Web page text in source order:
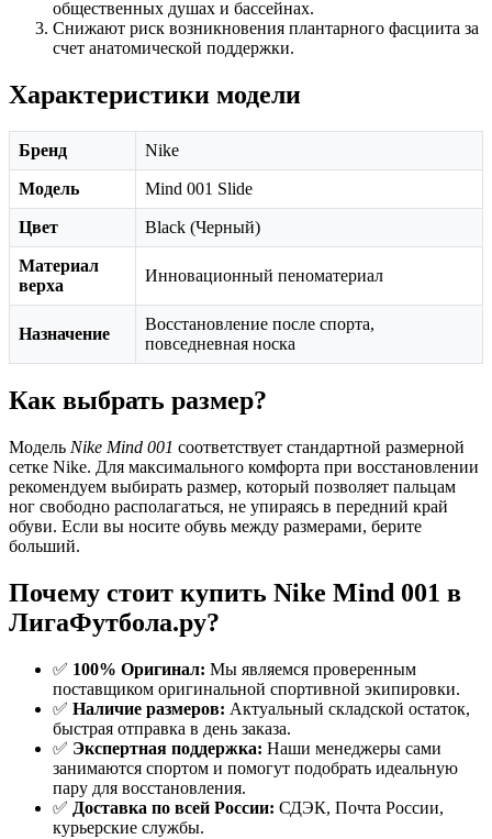
общественных душах и бассейнах.
Снижают риск возникновения плантарного фасциита за
счет анатомической поддержки.
Характеристики модели
Бренд Nike
Модель Mind 001 Slide
Цвет Black (Черный)
Материал
верха
Инновационный пеноматериал
Назначение
Восстановление после спорта,
повседневная носка
Как выбрать размер?
Модель Nike Mind 001 соответствует стандартной размерной
сетке Nike. Для максимального комфорта при восстановлении
рекомендуем выбирать размер, который позволяет пальцам
ног свободно располагаться, не упираясь в передний край
обуви. Если вы носите обувь между размерами, берите
больший.
Почему стоит купить Nike Mind 001 в
ЛигаФутбола.ру?
✅ 100% Оригинал: Мы являемся проверенным
поставщиком оригинальной спортивной экипировки.
✅ Наличие размеров: Актуальный складской остаток,
быстрая отправка в день заказа.
✅ Экспертная поддержка: Наши менеджеры сами
занимаются спортом и помогут подобрать идеальную
пару для восстановления.
✅ Доставка по всей России: СДЭК, Почта России,
курьерские службы.